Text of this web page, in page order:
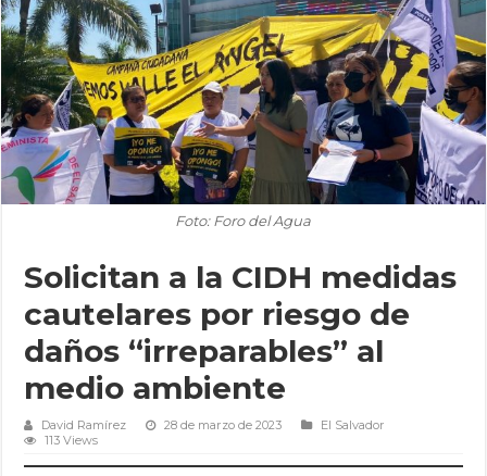
Foto: Foro del Agua
Solicitan a la CIDH medidas
cautelares por riesgo de
daños “irreparables” al
medio ambiente
David Ramírez 28 de marzo de 2023
El Salvador
113 Views